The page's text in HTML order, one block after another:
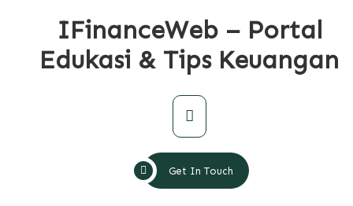
IFinanceWeb – Portal
Edukasi & Tips Keuangan
Primary
Menu
Get In Touch